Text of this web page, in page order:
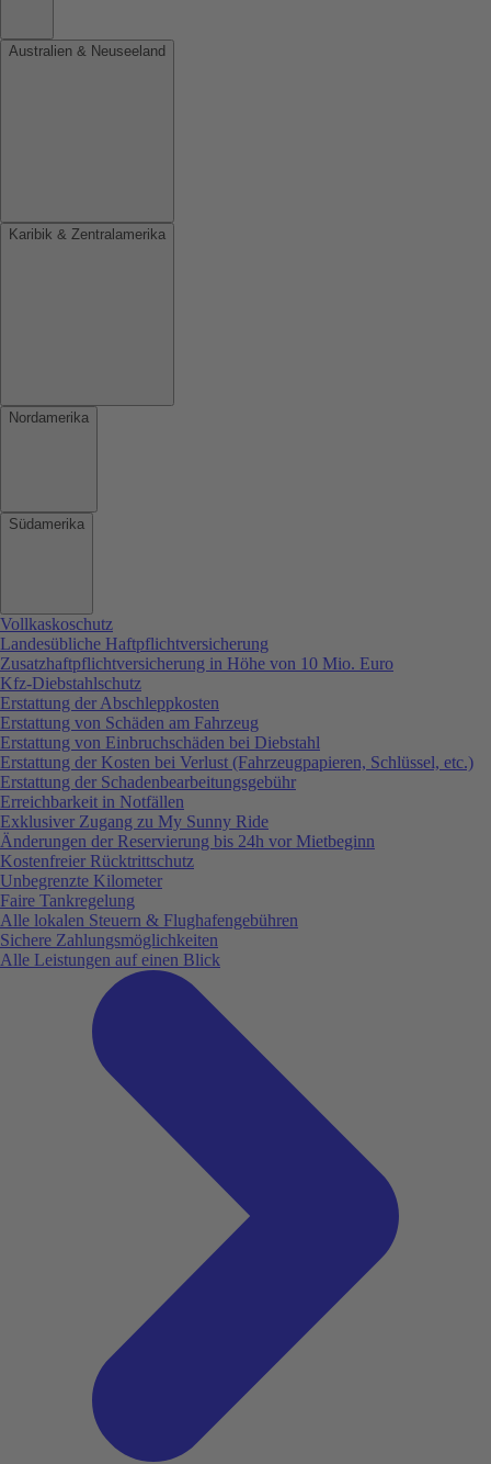
Australien & Neuseeland
Karibik & Zentralamerika
Nordamerika
Südamerika
Vollkaskoschutz
Landesübliche Haftpflichtversicherung
Zusatzhaftpflichtversicherung in Höhe von 10 Mio. Euro
Kfz-Diebstahlschutz
Erstattung der Abschleppkosten
Erstattung von Schäden am Fahrzeug
Erstattung von Einbruchschäden bei Diebstahl
Erstattung der Kosten bei Verlust (Fahrzeugpapieren, Schlüssel, etc.)
Erstattung der Schadenbearbeitungsgebühr
Erreichbarkeit in Notfällen
Exklusiver Zugang zu My Sunny Ride
Änderungen der Reservierung bis 24h vor Mietbeginn
Kostenfreier Rücktrittschutz
Unbegrenzte Kilometer
Faire Tankregelung
Alle lokalen Steuern & Flughafengebühren
Sichere Zahlungsmöglichkeiten
Alle Leistungen auf einen Blick